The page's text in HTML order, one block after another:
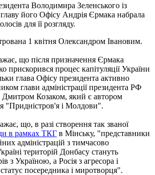
Володимира Зеленського із
його Офісу Андрія Єрмака набрала
для її розгляду.
1 квітня Олександром Івановим.
що після призначення Єрмака
прискорився процес капітуляції України
глава Офісу президента активно
глави адміністрації президента РФ
Козаком, який є автором
"Придністров'я і Молдови".
що, в разі створення так званої
в рамках ТКГ в Мінську, "представники
адміністрацій з тимчасово
територій Донбасу стануть
з Україною, а Росія з агресора і
посередника і миротворця".